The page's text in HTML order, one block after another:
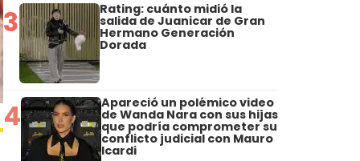
3 Rating: cuánto midió la
salida de Juanicar de Gran
Hermano Generación
Dorada
4 Apareció un polémico video
de Wanda Nara con sus hijas
que podría comprometer su
conflicto judicial con Mauro
Icardi